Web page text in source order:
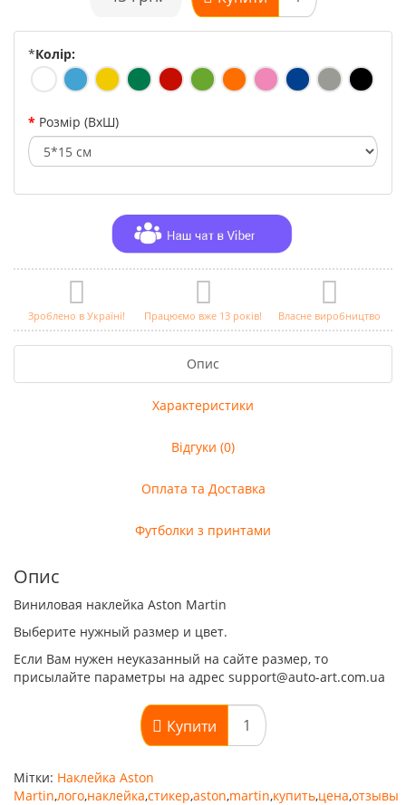
*Колір:
Розмір (ВхШ)
Зроблено в Україні! Працюємо вже 13 років! Власне виробництво
Опис
Характеристики
Відгуки (0)
Оплата та Доставка
Футболки з принтами
Опис
Виниловая наклейка Aston Martin
Выберите нужный размер и цвет.
Если Вам нужен неуказанный на сайте размер, то
присылайте параметры на адрес support@auto-art.com.ua
Купити
Мітки: Наклейка Aston
Martin,лого,наклейка,стикер,aston,martin,купить,цена,отзывы